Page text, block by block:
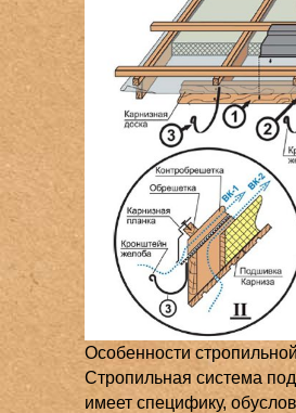
Особенности
Стропильная система
имеет специфику,